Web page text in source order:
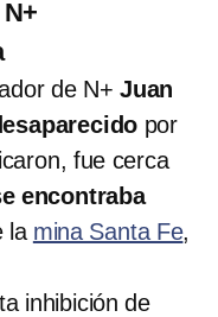
de N+ Juan
por
fue cerca
encontraba
la mina Santa Fe,
inhibición de